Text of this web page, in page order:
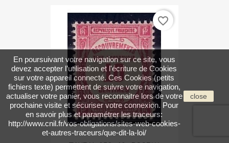
En poursuivant votre navigation sur ce site, vous
devez accepter l’utilisation et l'écriture de Cookies
sur votre appareil connecté. Ces Cookies (petits
fichiers texte) permettent de suivre votre navigation,
actualiser votre panier, vous reconnaitre lors de votre
prochaine visite et sécuriser votre connexion. Pour
en savoir plus et paramétrer les traceurs:
http://www.cnil.fr/vos-obligations/sites-web-cookies-
et-autres-traceurs/que-dit-la-loi/
close
favorite_border